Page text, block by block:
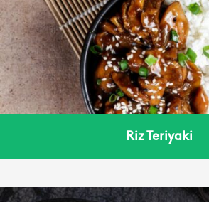
Riz Teriyaki